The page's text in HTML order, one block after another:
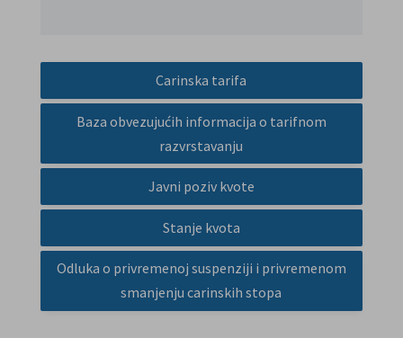
Carinska tarifa
Baza obvezujućih informacija o tarifnom
razvrstavanju
Javni poziv kvote
Stanje kvota
Odluka o privremenoj suspenziji i privremenom
smanjenju carinskih stopa